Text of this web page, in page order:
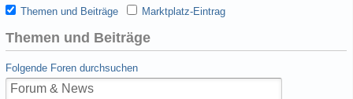
Themen und Beiträge
Marktplatz-Eintrag
Themen und Beiträge
Folgende Foren durchsuchen